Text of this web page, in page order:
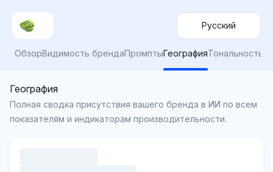
Русский
ОбзорВидимость брендаПромптыГеографияТональность
География
Полная сводка присутствия вашего бренда в ИИ по всем
показателям и индикаторам производительности.